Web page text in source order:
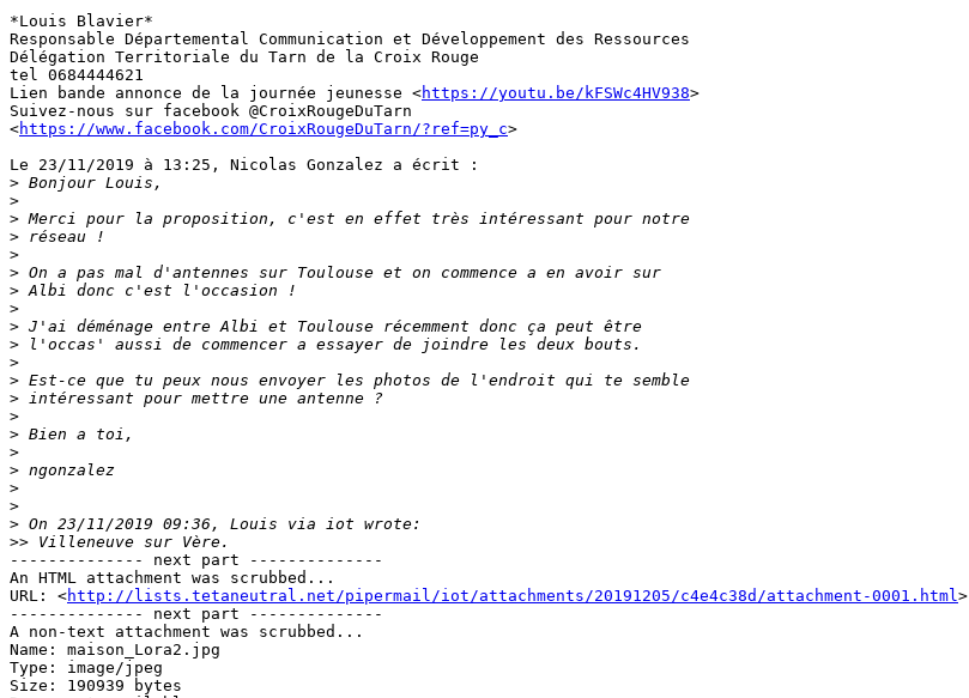
*Louis Blavier*
Responsable Départemental Communication et Développement des Ressources
Délégation Territoriale du Tarn de la Croix Rouge
tel 0684444621
Lien bande annonce de la journée jeunesse <https://youtu.be/kFSWc4HV938>
Suivez-nous sur facebook @CroixRougeDuTarn
<https://www.facebook.com/CroixRougeDuTarn/?ref=py_c>
Le 23/11/2019 à 13:25, Nicolas Gonzalez a écrit :
>
>
>
>
>
>
>
>
>
>
>
>
>
>
>
>
>
>
>
>
>>
-------------- next part --------------
An HTML attachment was scrubbed...
URL: <http://lists.tetaneutral.net/pipermail/iot/attachments/20191205/c4e4c38d/attachment-0001.html>
-------------- next part --------------
A non-text attachment was scrubbed...
Name: maison_Lora2.jpg
Type: image/jpeg
Size: 190939 bytes